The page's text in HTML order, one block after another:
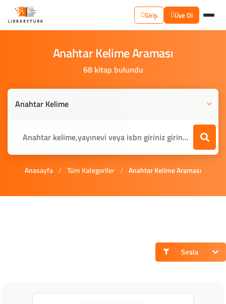
Giriş Üye Ol
AnahtarKelimeAraması
68 kitap bulundu
Anasayfa / Tüm Kategoriler / Anahtar Kelime Araması
Sırala